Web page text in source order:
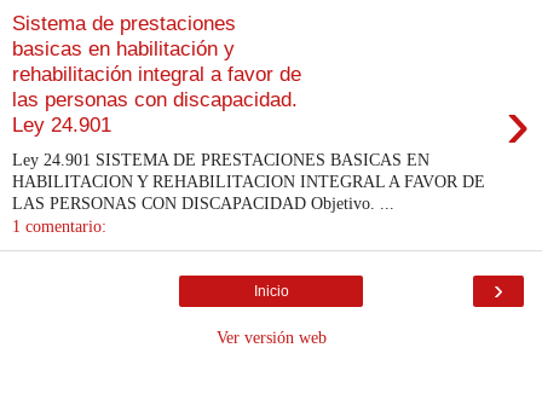
Sistema de prestaciones
basicas en habilitación y
rehabilitación integral a favor de
las personas con discapacidad.
Ley 24.901
›
Ley 24.901 SISTEMA DE PRESTACIONES BASICAS EN
HABILITACION Y REHABILITACION INTEGRAL A FAVOR DE
LAS PERSONAS CON DISCAPACIDAD Objetivo. ...
1 comentario:
›
Inicio
Ver versión web